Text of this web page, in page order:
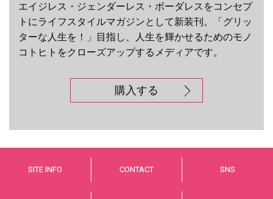
エイジレス・ジェンダーレス・ボーダレスをコンセプ
トにライフスタイルマガジンとして新装刊。「グリッ
ターな人生を！」目指し、人生を輝かせるためのモノ
コトヒトをクローズアップするメディアです。
購入する
SITE INFO CONTACT SNS